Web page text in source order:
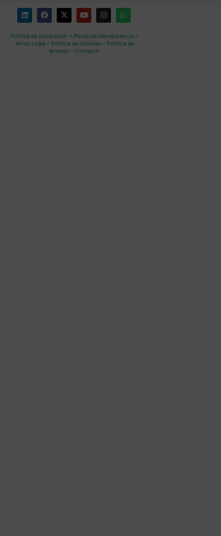
Política de privacidad – Portal de transparencia–
Aviso Legal – Política de Cookies – Política de
enlaces – Contacto